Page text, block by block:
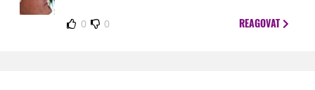
0 0 REAGOVAT